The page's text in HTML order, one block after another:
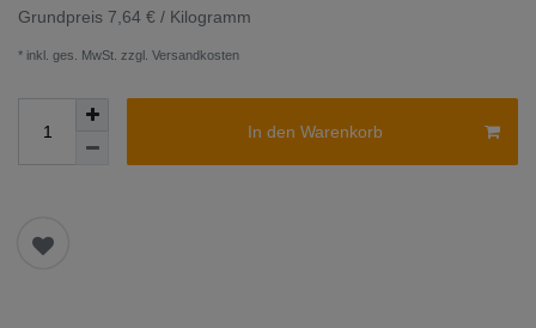
Grundpreis 7,64 € / Kilogramm
* inkl. ges. MwSt. zzgl. Versandkosten
In den Warenkorb